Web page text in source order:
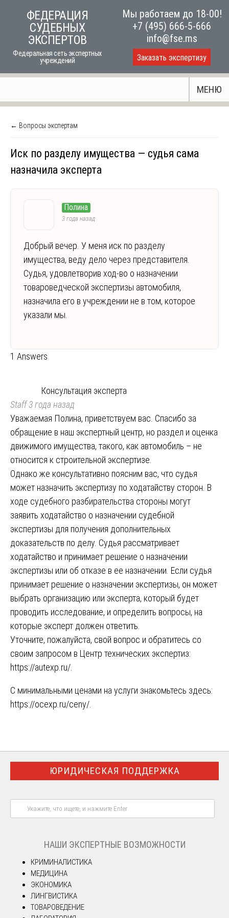
ФЕДЕРАЦИЯ
СУДЕБНЫХ
ЭКСПЕРТОВ
Федеральная сеть экспертных
учреждений
Мы работаем до 18-00!
+7 (495) 666-5-666
info@fse.ms
Заказать экспертизу
МЕНЮ
← Вопросы экспертам
Иск по разделу имущества — судья сама
назначила эксперта
Полина
3 года назад
Добрый вечер. У меня иск по разделу
имущества, веду дело через представителя.
Судья, удовлетворив ход-во о назначении
товароведческой экспертизы автомобиля,
назначила его в учреждении не в том, которое
указали мы.
1 Answers
Консультация эксперта
Staff3 года назад
Уважаемая Полина, приветствуем вас. Спасибо за
обращение в наш экспертный центр, но раздел и оценка
движимого имущества, такого, как автомобиль – не
относится к строительной экспертизе.
Однако же консультативно поясним вас, что судья
может назначить экспертизу по ходатайству сторон. В
ходе судебного разбирательства стороны могут
заявить ходатайство о назначении судебной
экспертизы для получения дополнительных
доказательств по делу. Судья рассматривает
ходатайство и принимает решение о назначении
экспертизы или об отказе в ее назначении. Если судья
принимает решение о назначении экспертизы, он может
выбрать организацию или эксперта, который будет
проводить исследование, и определить вопросы, на
которые эксперт должен ответить.
Уточните, пожалуйста, свой вопрос и обратитесь со
своим запросом в Центр технических экспертиз:
https://autexp.ru/
С минимальными ценами на услуги знакомьтесь здесь:
https://ocexp.ru/ceny/
ЮРИДИЧЕСКАЯ ПОДДЕРЖКА
НАШИ ЭКСПЕРТНЫЕ ВОЗМОЖНОСТИ
КРИМИНАЛИСТИКА
МЕДИЦИНА
ЭКОНОМИКА
ЛИНГВИСТИКА
ТОВАРОВЕДЕНИЕ